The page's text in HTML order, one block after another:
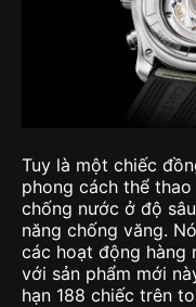
Tuy là một chiếc
phong cách thể
chống nước ở độ
năng chống văng.
các hoạt động hàng
với sản phẩm mới
hạn 188 chiếc trên